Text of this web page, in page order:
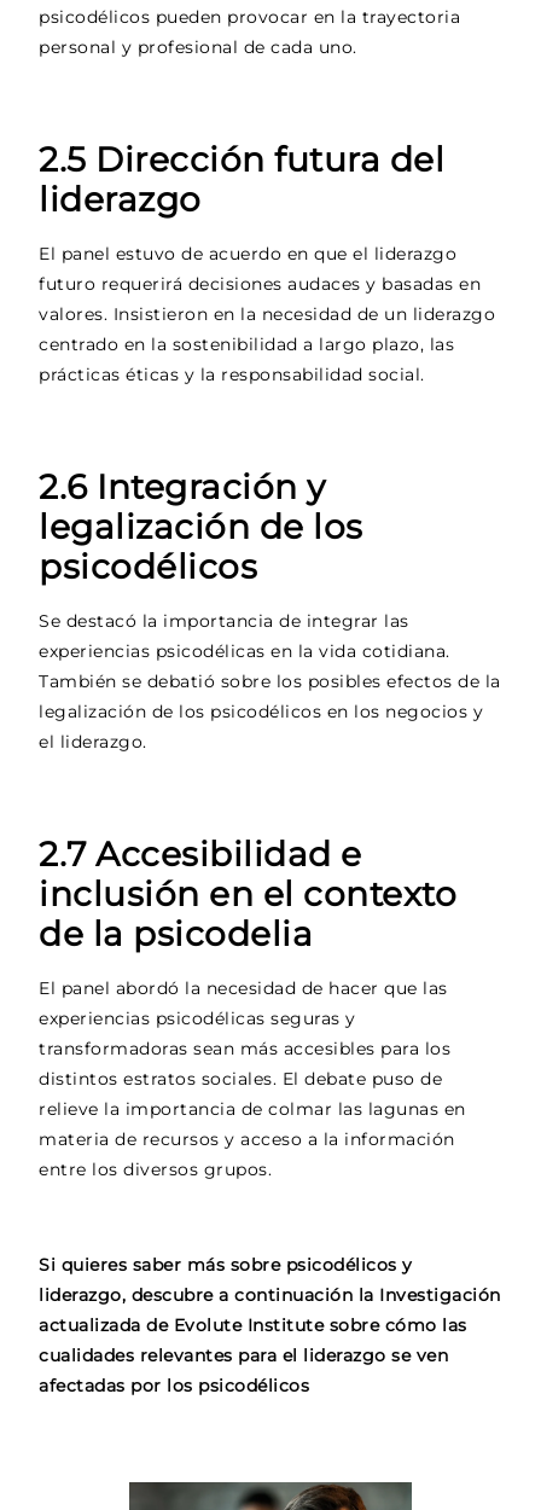
psicodélicos pueden provocar en la trayectoria
personal y profesional de cada uno.
2.5 Dirección futura del
liderazgo
El panel estuvo de acuerdo en que el liderazgo
futuro requerirá decisiones audaces y basadas en
valores. Insistieron en la necesidad de un liderazgo
centrado en la sostenibilidad a largo plazo, las
prácticas éticas y la responsabilidad social.
2.6 Integración y
legalización de los
psicodélicos
Se destacó la importancia de integrar las
experiencias psicodélicas en la vida cotidiana.
También se debatió sobre los posibles efectos de la
legalización de los psicodélicos en los negocios y
el liderazgo.
2.7 Accesibilidad e
inclusión en el contexto
de la psicodelia
El panel abordó la necesidad de hacer que las
experiencias psicodélicas seguras y
transformadoras sean más accesibles para los
distintos estratos sociales. El debate puso de
relieve la importancia de colmar las lagunas en
materia de recursos y acceso a la información
entre los diversos grupos.
Si quieres saber más sobre psicodélicos y
liderazgo, descubre a continuación la Investigación
actualizada de Evolute Institute sobre cómo las
cualidades relevantes para el liderazgo se ven
afectadas por los psicodélicos